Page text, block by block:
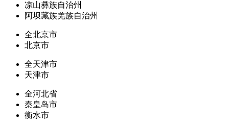
凉山彝族自治州
阿坝藏族羌族自治州
全北京市
北京市
全天津市
天津市
全河北省
秦皇岛市
衡水市